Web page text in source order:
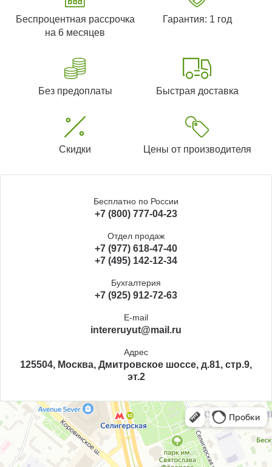
Беспроцентная рассрочка
на 6 месяцев
Гарантия: 1 год
Без предоплаты Быстрая доставка
Скидки Цены от производителя
Бесплатно по России
+7 (800) 777-04-23
Отдел продаж
+7 (977) 618-47-40
+7 (495) 142-12-34
Бухгалтерия
+7 (925) 912-72-63
E-mail
intereruyut@mail.ru
Адрес
125504, Москва, Дмитровское шоссе, д.81, стр.9,
эт.2